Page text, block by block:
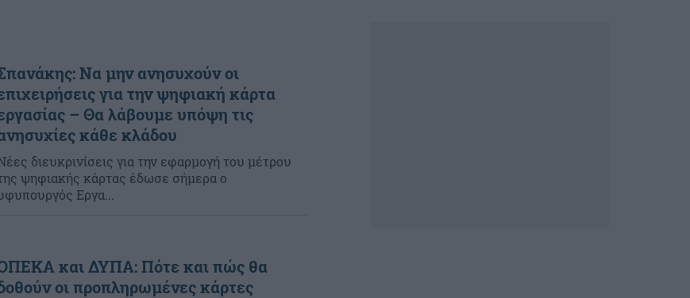
Να μην ανησυχούν οι
για την ψηφιακή κάρτα
– Θα λάβουμε υπόψη τις
κάθε κλάδου
διευκρινίσεις για την εφαρμογή του μέτρου
ψηφιακής κάρτας έδωσε σήμερα ο
Εργα...
και ΔΥΠΑ: Πότε και πώς θα
οι προπληρωμένες κάρτες